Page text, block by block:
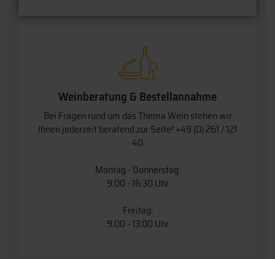
Weinberatung & Bestellannahme
Bei Fragen rund um das Thema Wein stehen wir
Ihnen jederzeit beratend zur Seite! +49 (0) 261 / 121
40
Montag - Donnerstag:
9:00 - 16:30 Uhr
Freitag:
9:00 - 13:00 Uhr